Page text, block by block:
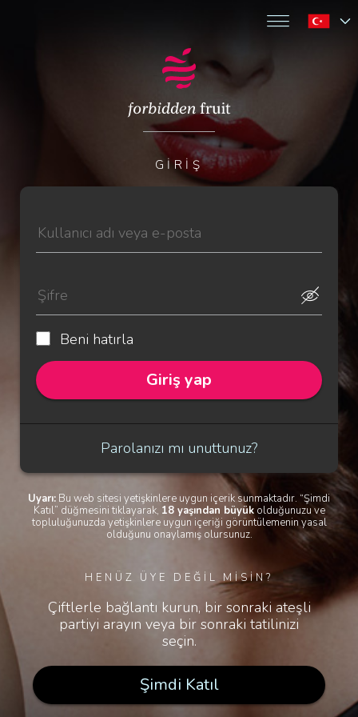
GIRIŞ
Beni hatırla
Giriş yap
Parolanızı mı unuttunuz?
Uyarı: Bu web sitesi yetişkinlere uygun içerik sunmaktadır. “Şimdi
Katıl” düğmesini tıklayarak, 18 yaşından büyükolduğunuzu ve
topluluğunuzda yetişkinlere uygun içeriği görüntülemenin yasal
olduğunu onaylamış olursunuz.
HENÜZ ÜYE DEĞİL MİSİN?
Çiftlerle bağlantı kurun, bir sonraki ateşli
partiyi arayın veya bir sonraki tatilinizi
seçin.
Şimdi Katıl